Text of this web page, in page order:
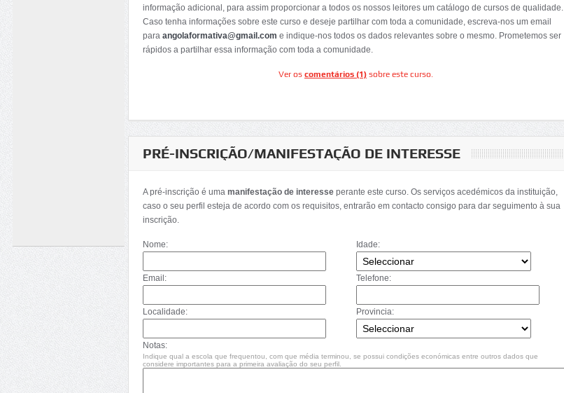
informação adicional, para assim proporcionar a todos os nossos leitores um catálogo de cursos de qualidade.
Caso tenha informações sobre este curso e deseje partilhar com toda a comunidade, escreva-nos um email
para angolaformativa@gmail.com e indique-nos todos os dados relevantes sobre o mesmo. Prometemos ser
rápidos a partilhar essa informação com toda a comunidade.
Ver os comentários (1) sobre este curso.
PRÉ-INSCRIÇÃO/MANIFESTAÇÃO DE INTERESSE
A pré-inscrição é uma manifestação de interesse perante este curso. Os serviços acedémicos da instituição,
caso o seu perfil esteja de acordo com os requisitos, entrarão em contacto consigo para dar seguimento à sua
inscrição.
Nome:
Email:
Localidade:
Idade:
Telefone:
Provincia:
Notas:
Indique qual a escola que frequentou, com que média terminou, se possui condições económicas entre outros dados que
considere importantes para a primeira avaliação do seu perfil.